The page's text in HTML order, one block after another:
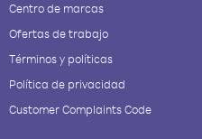
Centro de marcas
Ofertas de trabajo
Términos y políticas
Política de privacidad
Customer Complaints Code